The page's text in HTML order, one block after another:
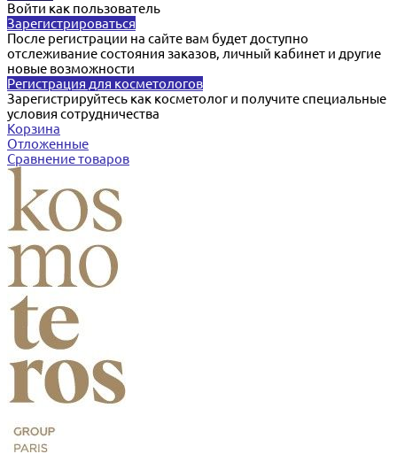
Войти как пользователь
Зарегистрироваться
После регистрации на сайте вам будет доступно
отслеживание состояния заказов, личный кабинет и другие
новые возможности
Регистрация для косметологов
Зарегистрируйтесь как косметолог и получите специальные
условия сотрудничества
Корзина
Отложенные
Сравнение товаров